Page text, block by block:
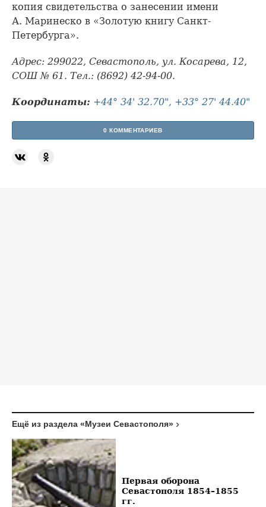
копия свидетельства о занесении имени
А. Маринеско в «Золотую книгу Санкт-
Петербурга».
Адрес: 299022, Севастополь, ул. Косарева, 12,
СОШ № 61. Тел.: (8692) 42-94-00.
Координаты: +44° 34' 32.70", +33° 27' 44.40"
0 КОММЕНТАРИЕВ
Ещё из раздела «Музеи Севастополя»
Первая оборона
Севастополя 1854–1855
гг.